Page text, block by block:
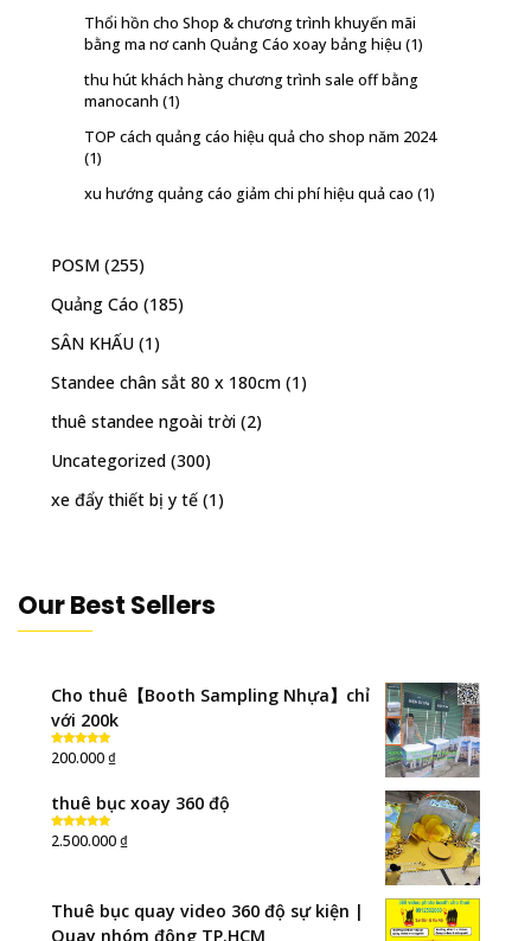
Thổi hồn cho Shop & chương trình khuyến mãi
bằng ma nơ canh Quảng Cáo xoay bảng hiệu (1)
thu hút khách hàng chương trình sale off bằng
manocanh (1)
TOP cách quảng cáo hiệu quả cho shop năm 2024
(1)
xu hướng quảng cáo giảm chi phí hiệu quả cao (1)
POSM (255)
Quảng Cáo (185)
SÂN KHẤU (1)
Standee chân sắt 80 x 180cm (1)
thuê standee ngoài trời (2)
Uncategorized (300)
xe đẩy thiết bị y tế (1)
Our Best Sellers
Cho thuê【Booth Sampling Nhựa】chỉ
với 200k
Rated5.00
out of 5
200.000₫
thuê bục xoay 360 độ
Rated5.00
out of 5
2.500.000₫
Thuê bục quay video 360 độ sự kiện |
Quay nhóm đông TP.HCM